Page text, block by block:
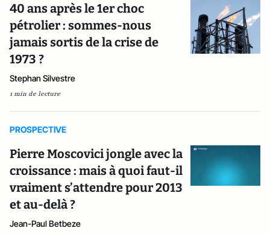
40 ans après le 1er choc
pétrolier : sommes-nous
jamais sortis de la crise de
1973 ?
Stephan Silvestre
1 min de lecture
PROSPECTIVE
Pierre Moscovici jongle avec la
croissance : mais à quoi faut-il
vraiment s’attendre pour 2013
et au-delà ?
Jean-Paul Betbeze